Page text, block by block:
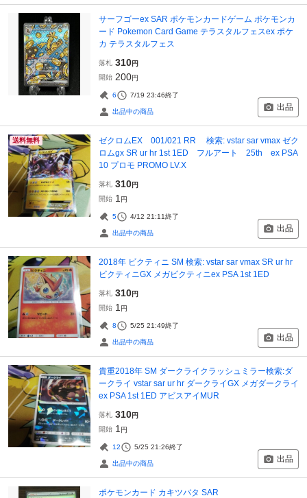
サーフゴーex SAR ポケモンカードゲーム ポケモンカ
ード Pokemon Card Game テラスタルフェスex ポケ
カ テラスタルフェス
落札 310円
開始 200円
6 7/19 23:46終了
出品中の商品 出品
送料無料
ゼクロムEX 001/021 RR 検索: vstar sar vmax ゼク
ロムgx SR ur hr 1st 1ED フルアート 25th ex PSA
10 プロモ PROMO LV.X
落札 310円
開始 1 円
5 4/12 21:11終了
出品中の商品 出品
2018年 ビクティニ SM 検索: vstar sar vmax SR ur hr
ビクティニGX メガビクティニex PSA 1st 1ED
落札 310円
開始 1 円
8 5/25 21:49終了
出品中の商品 出品
貴重2018年 SM ダークライクラッシュミラー検索:ダ
ークライ vstar sar ur hr ダークライGX メガダークライ
ex PSA 1st 1ED アビスアイMUR
落札 310円
開始 1 円
12 5/25 21:26終了
出品中の商品 出品
ポケモンカード カキツバタ SAR